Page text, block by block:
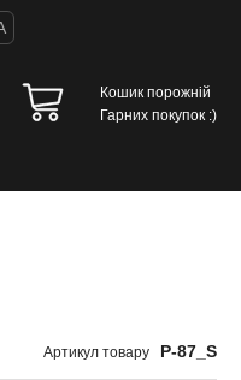
Кошик порожній
Гарних покупок :)
Артикул товару P-87_S